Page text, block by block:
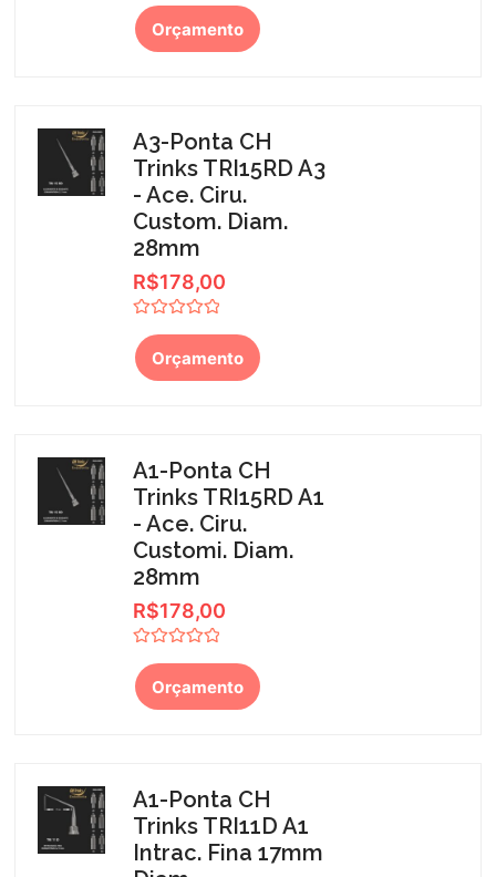
0
de
5
Orçamento
A3-Ponta CH
Trinks TRI15RD A3
- Ace. Ciru.
Custom. Diam.
28mm
R$178,00
0
de
5
Orçamento
A1-Ponta CH
Trinks TRI15RD A1
- Ace. Ciru.
Customi. Diam.
28mm
R$178,00
0
de
5
Orçamento
A1-Ponta CH
Trinks TRI11D A1
Intrac. Fina 17mm